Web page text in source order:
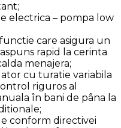
electrica – pompa low
care asigura un
rapid la cerinta
menajera;
cu turatie variabila
riguros al
în bani de pâna la
conform directivei